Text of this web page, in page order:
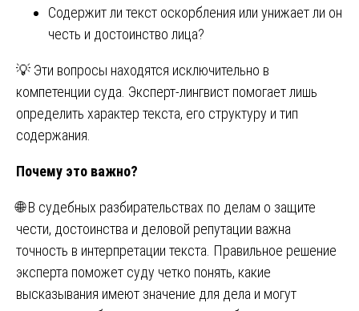
Содержит ли текст оскорбления или унижает ли он
честь и достоинство лица?
💡 Эти вопросы находятся исключительно в
компетенции суда. Эксперт-лингвист помогает лишь
определить характер текста, его структуру и тип
содержания.
Почему это важно?
🌐 В судебных разбирательствах по делам о защите
чести, достоинства и деловой репутации важна
точность в интерпретации текста. Правильное решение
эксперта поможет суду четко понять, какие
высказывания имеют значение для дела и могут